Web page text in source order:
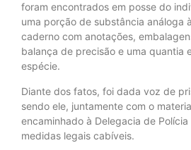
foram encontrados em posse do
uma porção de substância análoga
caderno com anotações,
balança de precisão e uma quantia
espécie.
Diante dos fatos, foi dada voz de
sendo ele, juntamente com o
encaminhado à Delegacia de
medidas legais cabíveis.